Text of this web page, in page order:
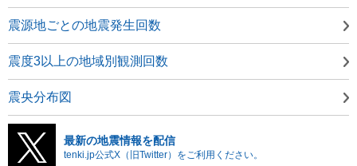
震源地ごとの地震発生回数
震度3以上の地域別観測回数
震央分布図
最新の地震情報を配信
tenki.jp公式X（旧Twitter）をご利用ください。